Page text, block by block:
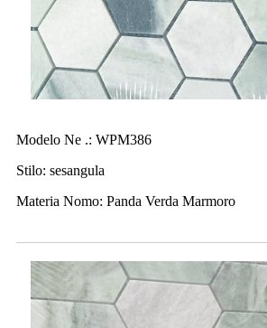
Modelo Ne .: WPM386
Stilo: sesangula
Materia Nomo: Panda Verda Marmoro